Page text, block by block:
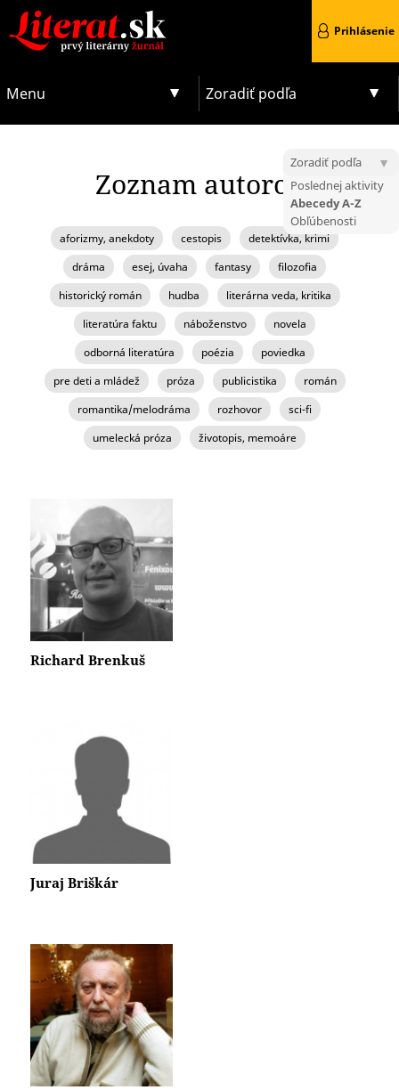
Menu Zoradiť podľa
Prihlásenie
Zoznam autorov
aforizmy, anekdoty cestopis
detektívka, krimi
dráma
esej, úvaha fantasy
filozofia
historický román
hudba
literárna veda, kritika
literatúra faktu
náboženstvo
novela
odborná literatúra
poézia
poviedka
pre deti a mládež
próza publicistika
román
romantika/melodráma
rozhovor
sci-fi
umelecká próza
životopis, memoáre
Zoradiť podľa
Poslednej aktivity
Abecedy A-Z
Obľúbenosti
Richard Brenkuš
Juraj Briškár